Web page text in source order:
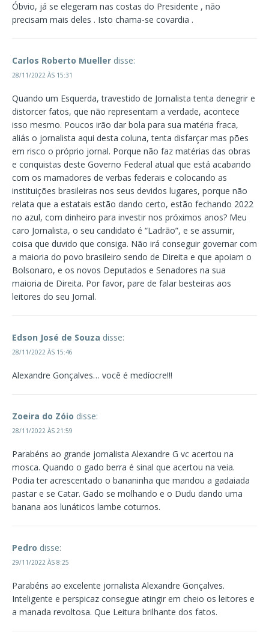
Óbvio, já se elegeram nas costas do Presidente , não
precisam mais deles . Isto chama-se covardia .
Carlos Roberto Mueller disse:
28/11/2022 ÀS 15:31
Quando um Esquerda, travestido de Jornalista tenta denegrir e
distorcer fatos, que não representam a verdade, acontece
isso mesmo. Poucos irão dar bola para sua matéria fraca,
aliás o jornalista aqui desta coluna, tenta disfarçar mas pões
em risco o próprio jornal. Porque não faz matérias das obras
e conquistas deste Governo Federal atual que está acabando
com os mamadores de verbas federais e colocando as
instituições brasileiras nos seus devidos lugares, porque não
relata que a estatais estão dando certo, estão fechando 2022
no azul, com dinheiro para investir nos próximos anos? Meu
caro Jornalista, o seu candidato é “Ladrão”, e se assumir,
coisa que duvido que consiga. Não irá conseguir governar com
a maioria do povo brasileiro sendo de Direita e que apoiam o
Bolsonaro, e os novos Deputados e Senadores na sua
maioria de Direita. Por favor, pare de falar besteiras aos
leitores do seu Jornal.
Edson José de Souza disse:
28/11/2022 ÀS 15:46
Alexandre Gonçalves… você é medíocre!!!
Zoeira do Zóio disse:
28/11/2022 ÀS 21:59
Parabéns ao grande jornalista Alexandre G vc acertou na
mosca. Quando o gado berra é sinal que acertou na veia.
Podia ter acrescentado o bananinha que mandou a gadaiada
pastar e se Catar. Gado se molhando e o Dudu dando uma
banana aos lunáticos lambe coturnos.
Pedro disse:
29/11/2022 ÀS 8:25
Parabéns ao excelente jornalista Alexandre Gonçalves.
Inteligente e perspicaz consegue atingir em cheio os leitores e
a manada revoltosa. Que Leitura brilhante dos fatos.